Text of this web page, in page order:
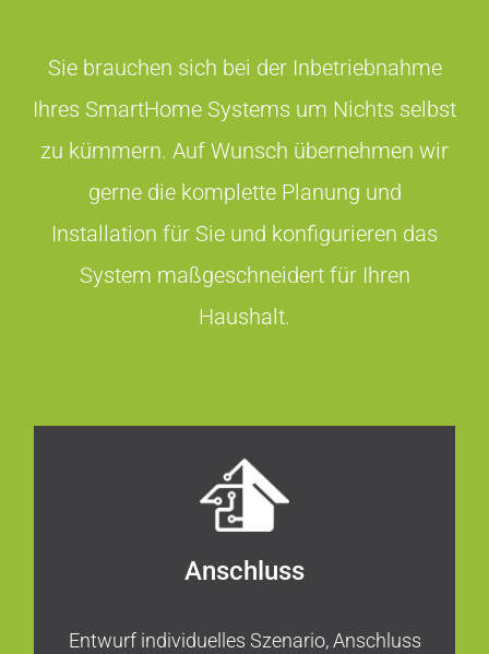
Sie brauchen sich bei der Inbetriebnahme
Ihres SmartHome Systems um Nichts selbst
zu kümmern. Auf Wunsch übernehmen wir
gerne die komplette Planung und
Installation für Sie und konfigurieren das
System maßgeschneidert für Ihren
Haushalt.
Anschluss
Entwurf individuelles Szenario, Anschluss